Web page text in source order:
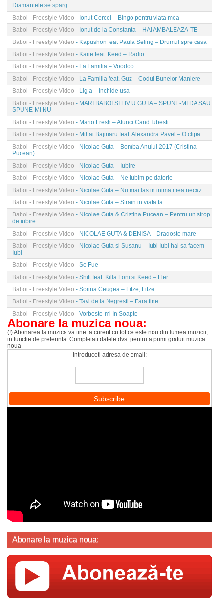
Diamantele se sparg
Baboi - Freestyle Video - Ionut Cercel – Bingo pentru viata mea
Baboi - Freestyle Video - Ionut de la Constanta – HAI AMBALEAZA-TE
Baboi - Freestyle Video - Kapushon feat Paula Seling – Drumul spre casa
Baboi - Freestyle Video - Karie feat. Keed – Radio
Baboi - Freestyle Video - La Familia – Voodoo
Baboi - Freestyle Video - La Familia feat. Guz – Codul Bunelor Maniere
Baboi - Freestyle Video - Ligia – Inchide usa
Baboi - Freestyle Video - MARI BABOI SI LIVIU GUTA – SPUNE-MI DA SAU
SPUNE-MI NU
Baboi - Freestyle Video - Mario Fresh – Atunci Cand Iubesti
Baboi - Freestyle Video - Mihai Bajinaru feat. Alexandra Pavel – O clipa
Baboi - Freestyle Video - Nicolae Guta – Bomba Anului 2017 (Cristina
Pucean)
Baboi - Freestyle Video - Nicolae Guta – Iubire
Baboi - Freestyle Video - Nicolae Guta – Ne iubim pe datorie
Baboi - Freestyle Video - Nicolae Guta – Nu mai las in inima mea necaz
Baboi - Freestyle Video - Nicolae Guta – Strain in viata ta
Baboi - Freestyle Video - Nicolae Guta & Cristina Pucean – Pentru un strop
de iubire
Baboi - Freestyle Video - NICOLAE GUTA & DENISA – Dragoste mare
Baboi - Freestyle Video - Nicolae Guta si Susanu – Iubi Iubi hai sa facem
Iubi
Baboi - Freestyle Video - Se Fue
Baboi - Freestyle Video - Shift feat. Killa Foni si Keed – Fler
Baboi - Freestyle Video - Sorina Ceugea – Fitze, Fitze
Baboi - Freestyle Video - Tavi de la Negresti – Fara tine
Baboi - Freestyle Video - Vorbeste-mi In Soapte
Abonare la muzica noua:
(!) Abonarea la muzica va tine la curent cu tot ce este nou din lumea muzicii,
in functie de preferinta. Completati datele dvs. pentru a primi gratuit muzica
noua.
Introduceti adresa de email:
Abonare la muzica noua: